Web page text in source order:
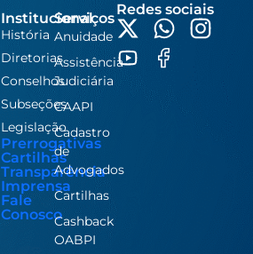
Institucional
História
Diretorias
Conselhos
Subseções
Legislação
Prerrogativas
Cartilhas
Transparência
Imprensa
Fale
Conosco
Serviços
Anuidade
Assistência
Judiciária
CAAPI
Cadastro
de
Advogados
Cartilhas
Cashback
OABPI
Redes sociais